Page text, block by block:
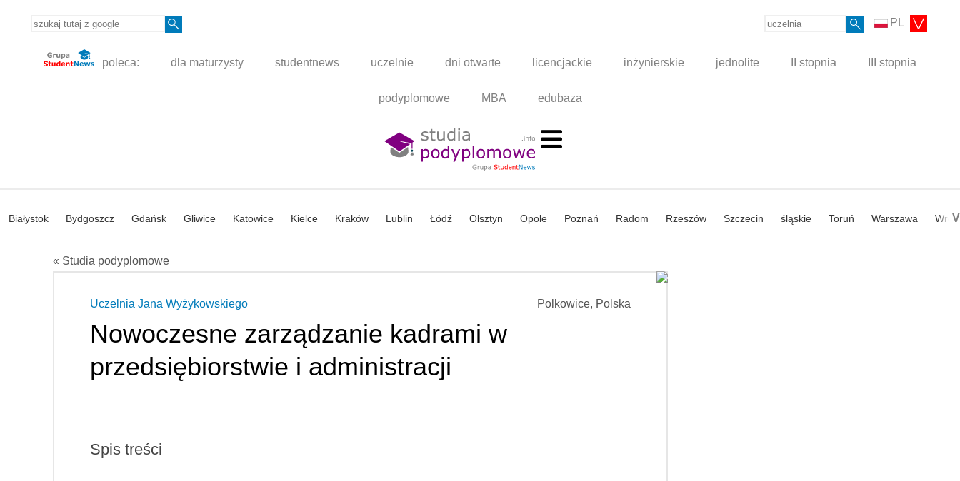
PL
poleca: dla maturzysty studentnews uczelnie dni otwarte licencjackie inżynierskie jednolite II stopnia III stopnia
podyplomowe MBA edubaza
Białystok Bydgoszcz Gdańsk Gliwice Katowice Kielce Kraków Lublin Łódź Olsztyn Opole Poznań Radom Rzeszów Szczecin śląskie Toruń Warszawa V
« Studia podyplomowe
Polkowice, Polska
Uczelnia Jana Wyżykowskiego
Nowoczesne zarządzanie kadrami w
przedsiębiorstwie i administracji
Spis treści